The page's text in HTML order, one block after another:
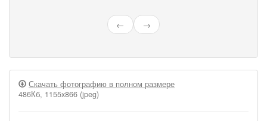
← →
Скачать фотографию в полном размере
486Кб, 1155x866 (jpeg)